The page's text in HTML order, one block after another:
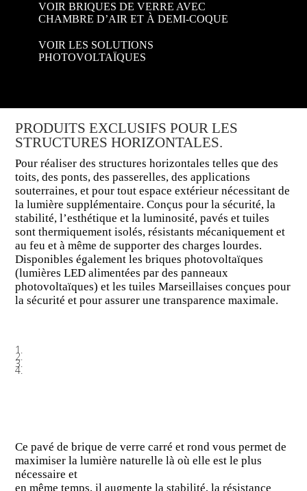
VOIR BRIQUES DE VERRE AVEC
CHAMBRE D’AIR ET À DEMI-COQUE
VOIR LES SOLUTIONS
PHOTOVOLTAÏQUES
PRODUITS EXCLUSIFS POUR LES
STRUCTURES HORIZONTALES.
Pour réaliser des structures horizontales telles que des
toits, des ponts, des passerelles, des applications
souterraines, et pour tout espace extérieur nécessitant de
la lumière supplémentaire. Conçus pour la sécurité, la
stabilité, l’esthétique et la luminosité, pavés et tuiles
sont thermiquement isolés, résistants mécaniquement et
au feu et à même de supporter des charges lourdes.
Disponibles également les briques photovoltaïques
(lumières LED alimentées par des panneaux
photovoltaïques) et les tuiles Marseillaises conçues pour
la sécurité et pour assurer une transparence maximale.
Ce pavé de brique de verre carré et rond vous permet de
maximiser la lumière naturelle là où elle est le plus
nécessaire et
en même temps, il augmente la stabilité, la résistance